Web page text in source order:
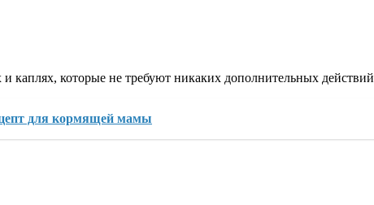
каплях, которые не требуют никаких дополнительных
для кормящей мамы